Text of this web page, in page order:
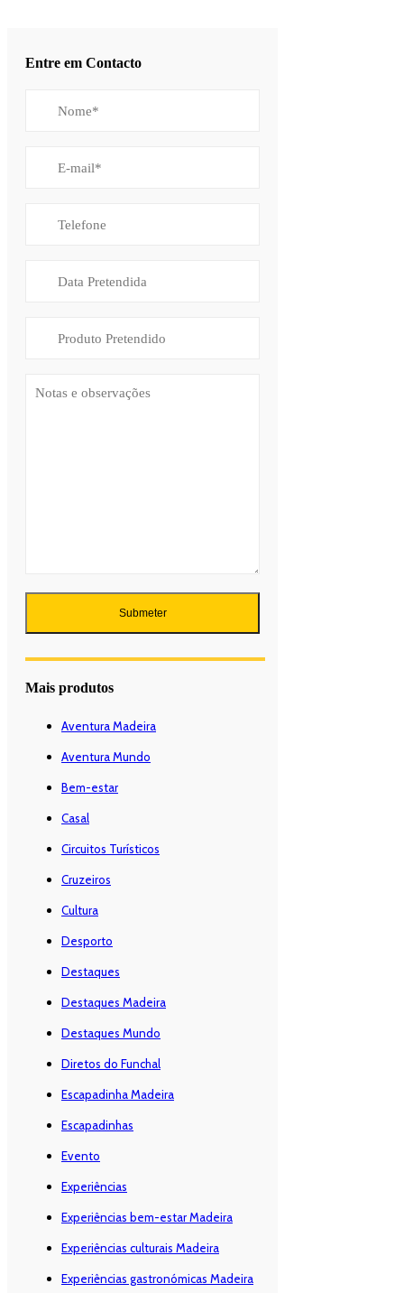
Entre em Contacto
Mais produtos
Aventura Madeira
Aventura Mundo
Bem-estar
Casal
Circuitos Turísticos
Cruzeiros
Cultura
Desporto
Destaques
Destaques Madeira
Destaques Mundo
Diretos do Funchal
Escapadinha Madeira
Escapadinhas
Evento
Experiências
Experiências bem-estar Madeira
Experiências culturais Madeira
Experiências gastronómicas Madeira